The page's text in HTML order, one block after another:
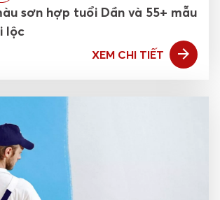
sơn hợp tuổi Dần và 55+ mẫu
lộc
XEM CHI TIẾT